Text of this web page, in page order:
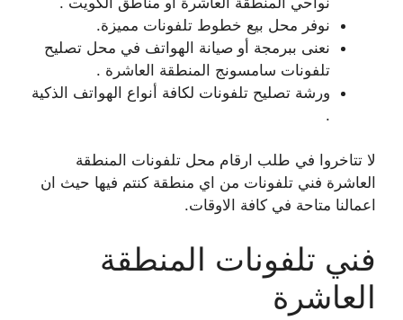
نوفر محل بيع خطوط تلفونات مميزة.
نعنى ببرمجة أو صيانة الهواتف في محل تصليح
تلفونات سامسونج المنطقة العاشرة .
ورشة تصليح تلفونات لكافة أنواع الهواتف الذكية
.
لا تتاخروا في طلب ارقام محل تلفونات المنطقة
العاشرة فني تلفونات من اي منطقة كنتم فيها حيث ان
اعمالنا متاحة في كافة الاوقات.
فني تلفونات المنطقة
العاشرة